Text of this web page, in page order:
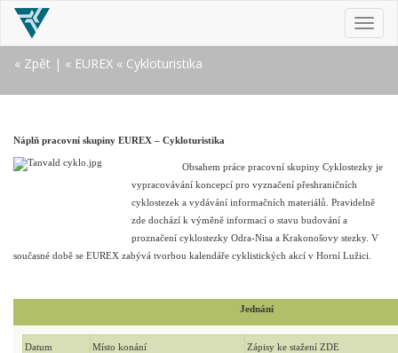
« Zpět | « EUREX « Cykloturistika
Náplň pracovní skupiny EUREX – Cykloturistika
Obsahem práce pracovní skupiny Cyklostezky je
vypracovávání koncepcí pro vyznačení přeshraničních
cyklostezek a vydávání informačních materiálů. Pravidelně
zde dochází k výměně informací o stavu budování a
proznačení cyklostezky Odra-Nisa a Krakonošovy stezky. V
současné době se EUREX zabývá tvorbou kalendáře cyklistických akcí v Horní Lužici.
Jednání
Datum Místo konání Zápisy ke stažení ZDE